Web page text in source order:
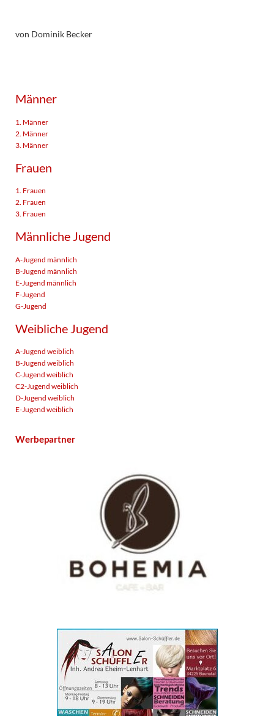
von Dominik Becker
Männer
1. Männer
2. Männer
3. Männer
Frauen
1. Frauen
2. Frauen
3. Frauen
Männliche Jugend
A-Jugend männlich
B-Jugend männlich
E-Jugend männlich
F-Jugend
G-Jugend
Weibliche Jugend
A-Jugend weiblich
B-Jugend weiblich
C-Jugend weiblich
C2-Jugend weiblich
D-Jugend weiblich
E-Jugend weiblich
Werbepartner